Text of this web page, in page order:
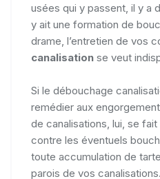
usées qui y passent, il y a
y ait une formation de
drame, l’entretien de vos
canalisation se veut
Si le débouchage
remédier aux
de canalisations, lui, se
contre les éventuels
toute accumulation de
parois de vos canalisations.